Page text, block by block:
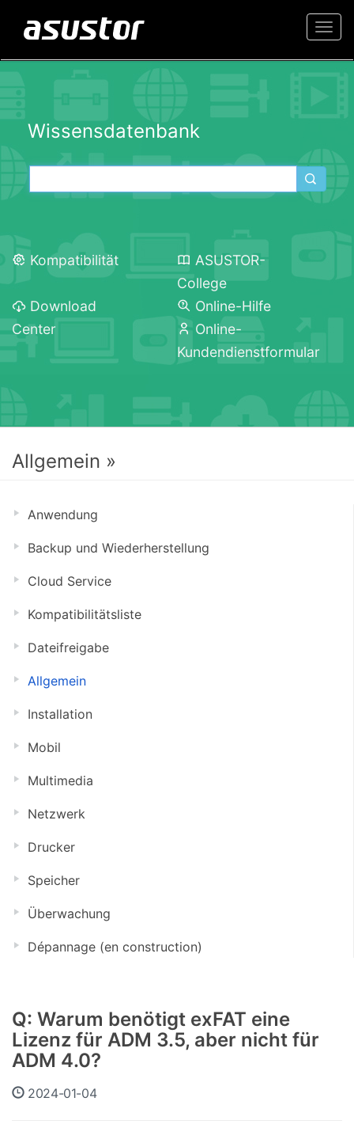
Wissensdatenbank
Kompatibilität
ASUSTOR-
College
Download
Center
Online-Hilfe
Online-
Kundendienstformular
Allgemein »
Anwendung
Backup und Wiederherstellung
Cloud Service
Kompatibilitätsliste
Dateifreigabe
Allgemein
Installation
Mobil
Multimedia
Netzwerk
Drucker
Speicher
Überwachung
Dépannage (en construction)
Q: Warum benötigt exFAT eine
Lizenz für ADM 3.5, aber nicht für
ADM 4.0?
2024-01-04